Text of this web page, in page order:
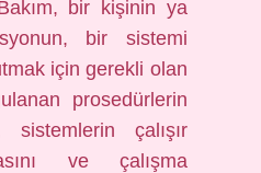
Bakım, bir kişinin ya
bir sistemi
için gerekli olan
prosedürlerin
sistemlerin çalışır
ve çalışma